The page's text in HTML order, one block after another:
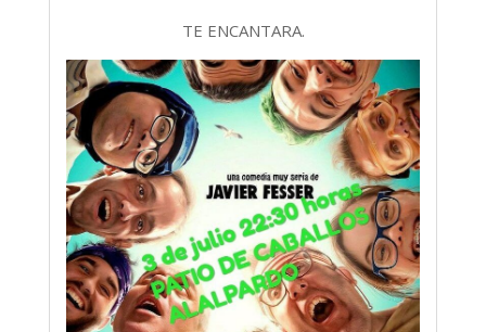
TE ENCANTARA.